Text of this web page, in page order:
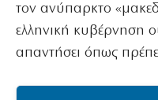
τον ανύπαρκτο
ελληνική κυβέρνηση
απαντήσει όπως